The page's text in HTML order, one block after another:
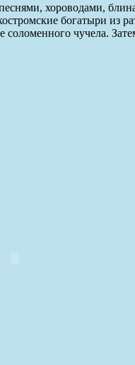
хороводами,
богатыри из
чучела.